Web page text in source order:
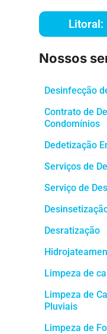
Nossos
Desinfecção
Contrato de
Condomínios
Dedetização
Serviços de
Serviço de
Desratização
Limpeza de
Limpeza de
Pluviais
Limpeza de